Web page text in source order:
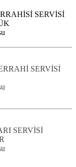
SERVİSİ
SERVİSİ
SERVİSİ